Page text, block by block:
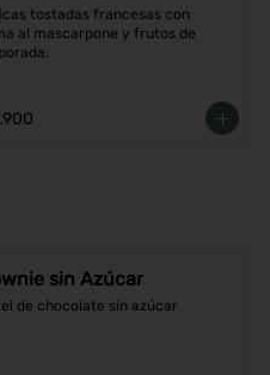
tostadas francesas con
al mascarpone y frutos de
sin Azúcar
de chocolate sin azúcar